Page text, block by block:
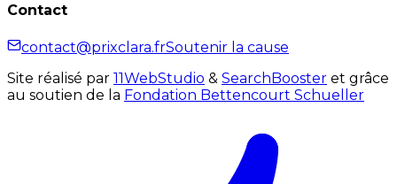
Contact
contact@prixclara.frSoutenir la cause
Site réalisé par 11WebStudio & SearchBooster et grâce
au soutien de la Fondation Bettencourt Schueller